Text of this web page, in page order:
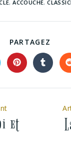
, ACCOUCHE,
PARTAGEZ
et